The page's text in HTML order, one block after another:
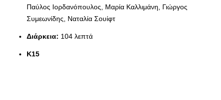
Παύλος Ιορδανόπουλος, Μαρία Καλλιμάνη, Γιώργος
Συμεωνίδης, Ναταλία Σουίφτ
Διάρκεια: 104 λεπτά
Κ15